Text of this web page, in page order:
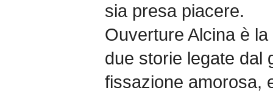
sia presa piacere.
Ouverture Alcina è
due storie legate dal
fissazione amorosa,